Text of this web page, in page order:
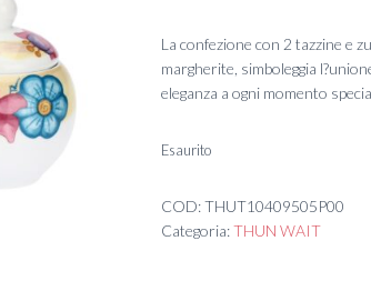
La confezione con 2 tazzine e
margherite, simboleggia
eleganza a ogni momento
Esaurito
COD:THUT10409505P00
Categoria:THUN WAIT